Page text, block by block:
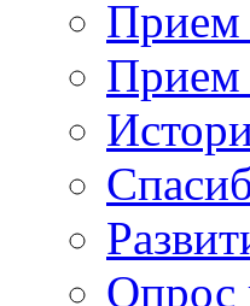
Прием
Прием
Опрос